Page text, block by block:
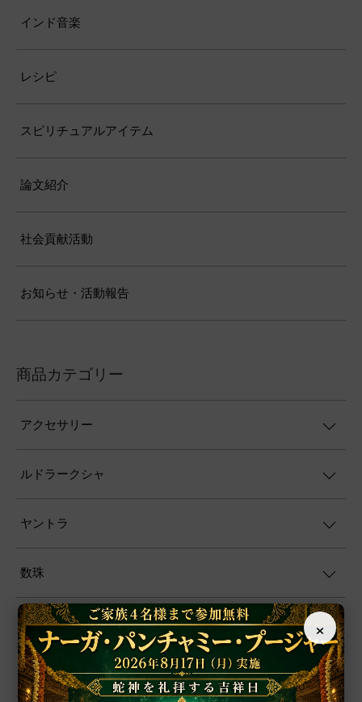
インド音楽
レシピ
スピリチュアルアイテム
論文紹介
社会貢献活動
お知らせ・活動報告
商品カテゴリー
アクセサリー
ルドラークシャ
ヤントラ
数珠
置物
シャーラグラーマ
×